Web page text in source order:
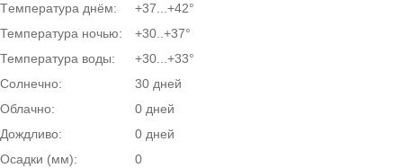
Tемпература днём:
+37...+42°
Температура ночью:
+30..+37°
Температура воды:
+30...+33°
Солнечно:
30 дней
Облачно:
0 дней
Дождливо:
0 дней
Осадки (мм):
0